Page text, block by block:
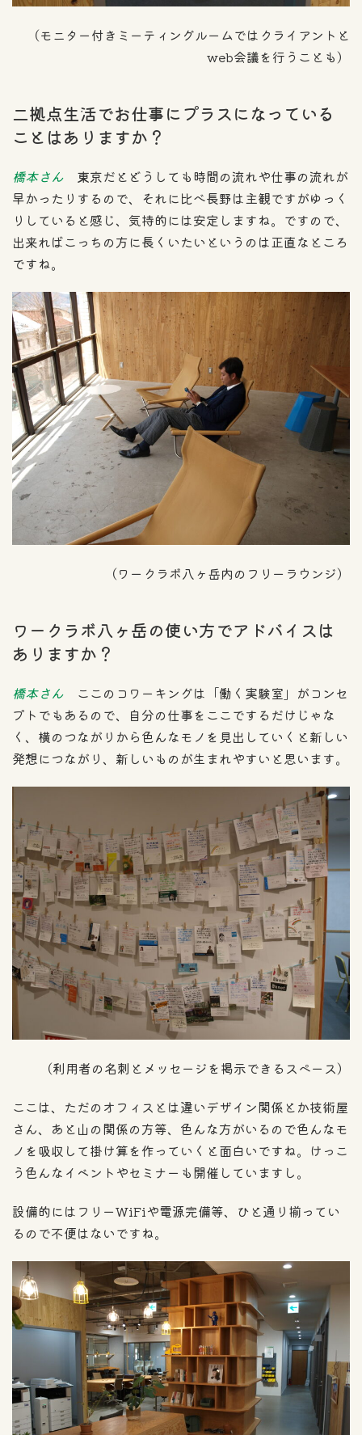
（モニター付きミーティングルームではクライアントと
web会議を行うことも）
二拠点生活でお仕事にプラスになっている
ことはありますか？
橋本さん 東京だとどうしても時間の流れや仕事の流れが
早かったりするので、それに比べ長野は主観ですがゆっく
りしていると感じ、気持的には安定しますね。ですので、
出来ればこっちの方に長くいたいというのは正直なところ
ですね。
（ワークラボ八ヶ岳内のフリーラウンジ）
ワークラボ八ヶ岳の使い方でアドバイスは
ありますか？
橋本さん ここのコワーキングは「働く実験室」がコンセ
プトでもあるので、自分の仕事をここでするだけじゃな
く、横のつながりから色んなモノを見出していくと新しい
発想につながり、新しいものが生まれやすいと思います。
（利用者の名刺とメッセージを掲示できるスペース）
ここは、ただのオフィスとは違いデザイン関係とか技術屋
さん、あと山の関係の方等、色んな方がいるので色んなモ
ノを吸収して掛け算を作っていくと面白いですね。けっこ
う色んなイベントやセミナーも開催していますし。
設備的にはフリーWiFiや電源完備等、ひと通り揃ってい
るので不便はないですね。